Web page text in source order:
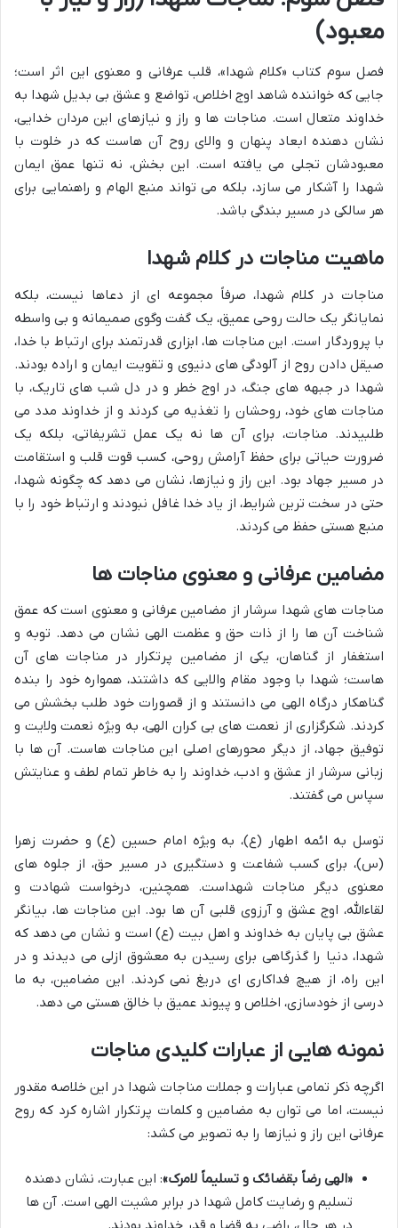
معبود)
فصل سوم کتاب «کلام شهدا»، قلب عرفانی و معنوی این اثر است؛
جایی که خواننده شاهد اوج اخلاص، تواضع و عشق بی بدیل شهدا به
خداوند متعال است. مناجات ها و راز و نیازهای این مردان خدایی،
نشان دهنده ابعاد پنهان و والای روح آن هاست که در خلوت با
معبودشان تجلی می یافته است. این بخش، نه تنها عمق ایمان
شهدا را آشکار می سازد، بلکه می تواند منبع الهام و راهنمایی برای
هر سالکی در مسیر بندگی باشد.
ماهیت مناجات در کلام شهدا
مناجات در کلام شهدا، صرفاً مجموعه ای از دعاها نیست، بلکه
نمایانگر یک حالت روحی عمیق، یک گفت وگوی صمیمانه و بی واسطه
با پروردگار است. این مناجات ها، ابزاری قدرتمند برای ارتباط با خدا،
صیقل دادن روح از آلودگی های دنیوی و تقویت ایمان و اراده بودند.
شهدا در جبهه های جنگ، در اوج خطر و در دل شب های تاریک، با
مناجات های خود، روحشان را تغذیه می کردند و از خداوند مدد می
طلبیدند. مناجات، برای آن ها نه یک عمل تشریفاتی، بلکه یک
ضرورت حیاتی برای حفظ آرامش روحی، کسب قوت قلب و استقامت
در مسیر جهاد بود. این راز و نیازها، نشان می دهد که چگونه شهدا،
حتی در سخت ترین شرایط، از یاد خدا غافل نبودند و ارتباط خود را با
منبع هستی حفظ می کردند.
مضامین عرفانی و معنوی مناجات ها
مناجات های شهدا سرشار از مضامین عرفانی و معنوی است که عمق
شناخت آن ها را از ذات حق و عظمت الهی نشان می دهد. توبه و
استغفار از گناهان، یکی از مضامین پرتکرار در مناجات های آن
هاست؛ شهدا با وجود مقام والایی که داشتند، همواره خود را بنده
گناهکار درگاه الهی می دانستند و از قصورات خود طلب بخشش می
کردند. شکرگزاری از نعمت های بی کران الهی، به ویژه نعمت ولایت و
توفیق جهاد، از دیگر محورهای اصلی این مناجات هاست. آن ها با
زبانی سرشار از عشق و ادب، خداوند را به خاطر تمام لطف و عنایتش
سپاس می گفتند.
توسل به ائمه اطهار (ع)، به ویژه امام حسین (ع) و حضرت زهرا
(س)، برای کسب شفاعت و دستگیری در مسیر حق، از جلوه های
معنوی دیگر مناجات شهداست. همچنین، درخواست شهادت و
لقاءالله، اوج عشق و آرزوی قلبی آن ها بود. این مناجات ها، بیانگر
عشق بی پایان به خداوند و اهل بیت (ع) است و نشان می دهد که
شهدا، دنیا را گذرگاهی برای رسیدن به معشوق ازلی می دیدند و در
این راه، از هیچ فداکاری ای دریغ نمی کردند. این مضامین، به ما
درسی از خودسازی، اخلاص و پیوند عمیق با خالق هستی می دهد.
نمونه هایی از عبارات کلیدی مناجات
اگرچه ذکر تمامی عبارات و جملات مناجات شهدا در این خلاصه مقدور
نیست، اما می توان به مضامین و کلمات پرتکرار اشاره کرد که روح
عرفانی این راز و نیازها را به تصویر می کشد:
«الهی رضاً بقضائک و تسلیماً لامرک»: این عبارت، نشان دهنده
تسلیم و رضایت کامل شهدا در برابر مشیت الهی است. آن ها